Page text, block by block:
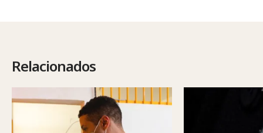
Relacionados